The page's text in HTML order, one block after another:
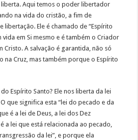
liberta. Aqui temos o poder libertador
na vida do cristão, a fim de
libertação. Ele é chamado de “Espírito
vida em Si mesmo e é também o Criador
Cristo. A salvação é garantida, não só
na Cruz, mas também porque o Espírito
Espírito Santo? Ele nos liberta da lei
que significa esta “lei do pecado e da
é a lei de Deus, a lei dos Dez
a lei que está relacionada ao pecado,
da lei”, e porque ela